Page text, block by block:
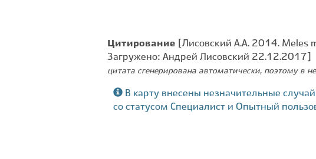
Цитирование [Лисовский А.А. 2014. Meles
Загружено: Андрей Лисовский 22.12.2017]
цитата сгенерирована автоматически, поэтому в
В карту внесены незначительные
со статусом Специалист и Опытный